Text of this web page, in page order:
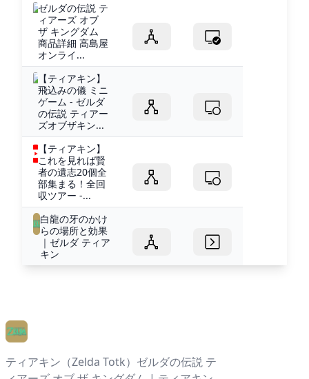
ゼルダの伝説 テ
ィアーズ オブ
ザ キングダム
商品詳細 高島屋
オンライ...
【ティアキン】
飛込みの儀 ミニ
ゲーム - ゼルダ
の伝説 ティアー
ズオブザキン...
【ティアキン】
これを見れば賢
者の遺志20個全
部集まる！全回
収ツアー -...
白龍の牙のかけ
らの場所と効果
｜ゼルダ ティア
キン
ティアキン（Zelda Totk）ゼルダの伝説 テ